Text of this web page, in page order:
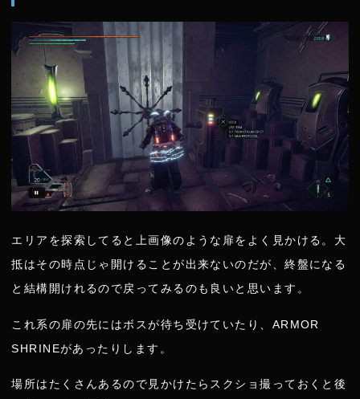
t
e
r
エリアを探索してると上画像のような扉をよく見かける。大
抵はその時点じゃ開けることが出来ないのだが、終盤になる
と結構開けれるので戻ってみるのも良いと思います。
これ系の扉の先にはボスが待ち受けていたり、ARMOR
SHRINEがあったりします。
場所はたくさんあるので見かけたらスクショ撮っておくと後